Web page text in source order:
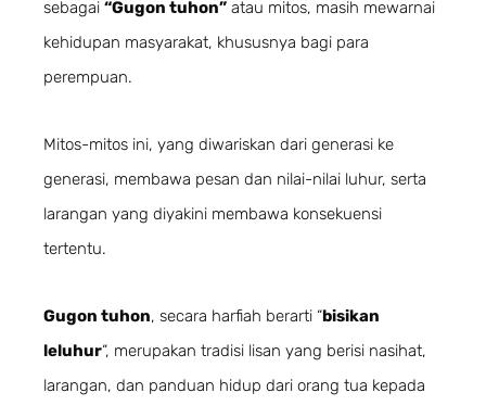
sebagai “Gugon tuhon” atau mitos, masih mewarnai
kehidupan masyarakat, khususnya bagi para
perempuan.
Mitos-mitos ini, yang diwariskan dari generasi ke
generasi, membawa pesan dan nilai-nilai luhur, serta
larangan yang diyakini membawa konsekuensi
tertentu.
Gugon tuhon, secara harfiah berarti “bisikan
leluhur“, merupakan tradisi lisan yang berisi nasihat,
larangan, dan panduan hidup dari orang tua kepada